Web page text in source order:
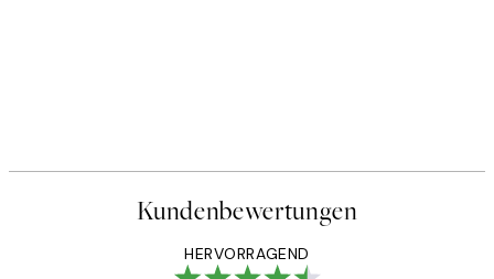
Kundenbewertungen
HERVORRAGEND